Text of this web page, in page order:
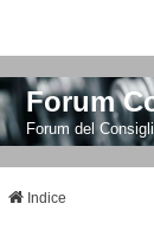
Forum
Forum del
Indice